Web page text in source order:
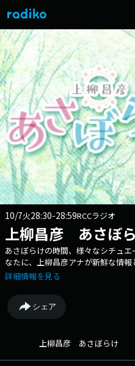
10/7火28:30-28:59RCCラジオ
上柳昌彦 あさぼ
あさぼらけの時間、様々なシチュ
なたに、上柳昌彦アナが新鮮な情
詳細情報を見る
シェア
上柳昌彦 あさぼらけ